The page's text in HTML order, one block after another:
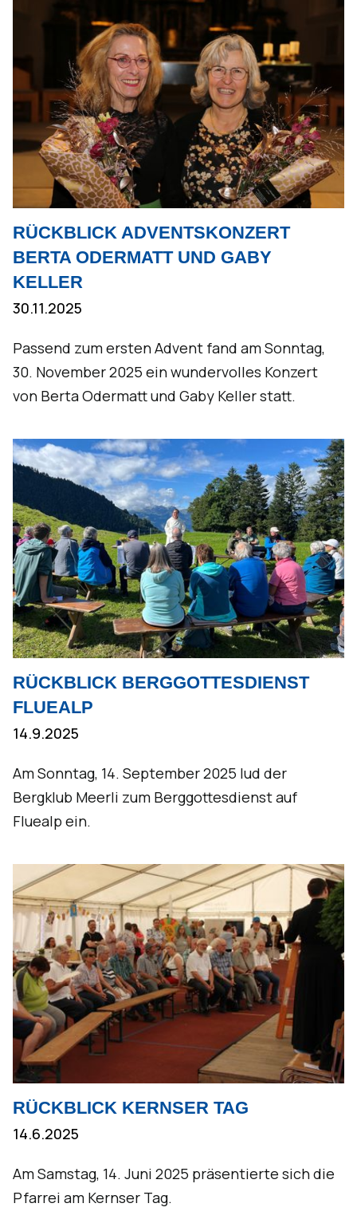
RÜCKBLICK ADVENTSKONZERT
BERTA ODERMATT UND GABY
KELLER
30.11.2025
Passend zum ersten Advent fand am Sonntag,
30. November 2025 ein wundervolles Konzert
von Berta Odermatt und Gaby Keller statt.
RÜCKBLICK BERGGOTTESDIENST
FLUEALP
14.9.2025
Am Sonntag, 14. September 2025 lud der
Bergklub Meerli zum Berggottesdienst auf
Fluealp ein.
RÜCKBLICK KERNSER TAG
14.6.2025
Am Samstag, 14. Juni 2025 präsentierte sich die
Pfarrei am Kernser Tag.